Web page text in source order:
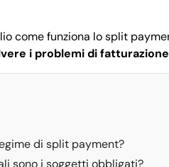
come funziona lo split
i problemi di
di split payment?
sono i soggetti obbligati?